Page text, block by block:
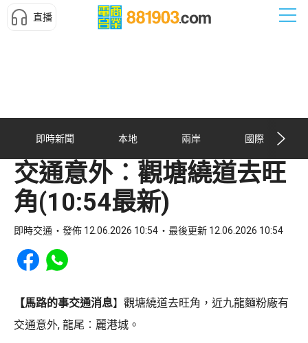
直播
即時新聞 本地 兩岸 國際
交通意外︰觀塘繞道去旺
角(10:54最新)
即時交通 發佈 12.06.2026 10:54 最後更新 12.06.2026 10:54
Share to Facebook
Share to WhatsApp
【馬路的事交通消息】觀塘繞道去旺角，近九龍麵粉廠有
交通意外, 龍尾︰麗港城。